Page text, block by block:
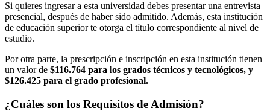
Si quieres ingresar a esta universidad debes presentar una entrevista
presencial, después de haber sido admitido. Además, esta institución
de educación superior te otorga el título correspondiente al nivel de
estudio.
Por otra parte, la prescripción e inscripción en esta institución tienen
un valor de $116.764 para los grados técnicos y tecnológicos, y
$126.425 para el grado profesional.
¿Cuáles son los Requisitos de Admisión?